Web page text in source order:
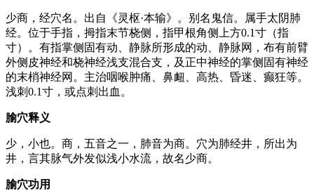
少商，经穴名。出自《灵枢·本输》。别名鬼信。属手太阴肺
经。位于手指，拇指末节桡侧，指甲根角侧上方0.1寸（指
寸）。有指掌侧固有动、静脉所形成的动、静脉网，布有前臂
外侧皮神经和桡神经浅支混合支，及正中神经的掌侧固有神经
的末梢神经网。主治咽喉肿痛、鼻衄、高热、昏迷、癫狂等。
浅刺0.1寸，或点刺出血。
腧穴释义
少，小也。商，五音之一，肺音为商。穴为肺经井，所出为
井，言其脉气外发似浅小水流，故名少商。
腧穴功用